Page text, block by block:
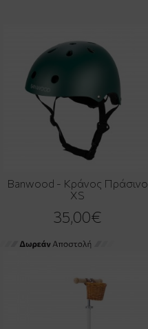
Banwood - Κράνος Πράσινο
XS
35,00€